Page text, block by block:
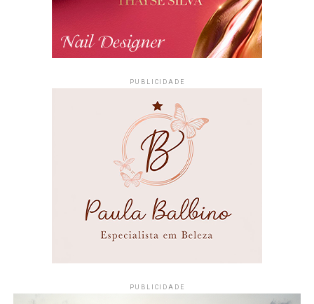
PUBLICIDADE
PUBLICIDADE